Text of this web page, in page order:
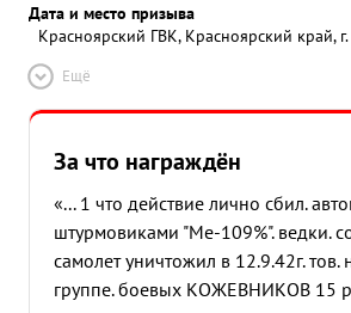
Дата и место призыва
Красноярский ГВК, Красноярский край,
Ещё
За что награждён
«... 1 что действие лично сбил.
штурмовиками "Ме-109%". ведки.
самолет уничтожил в 12.9.42г.
группе. боевых КОЖЕВНИКОВ 15